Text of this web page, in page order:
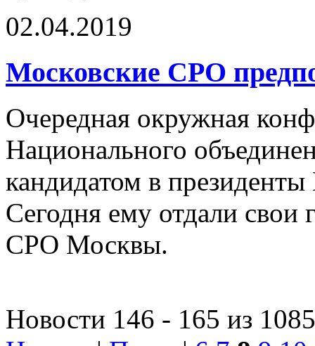
02.04.2019
Московские СРО
Очередная окружная
Национального
кандидатом в
Сегодня ему отдали свои
СРО Москвы.
Новости 146 - 165 из 1085